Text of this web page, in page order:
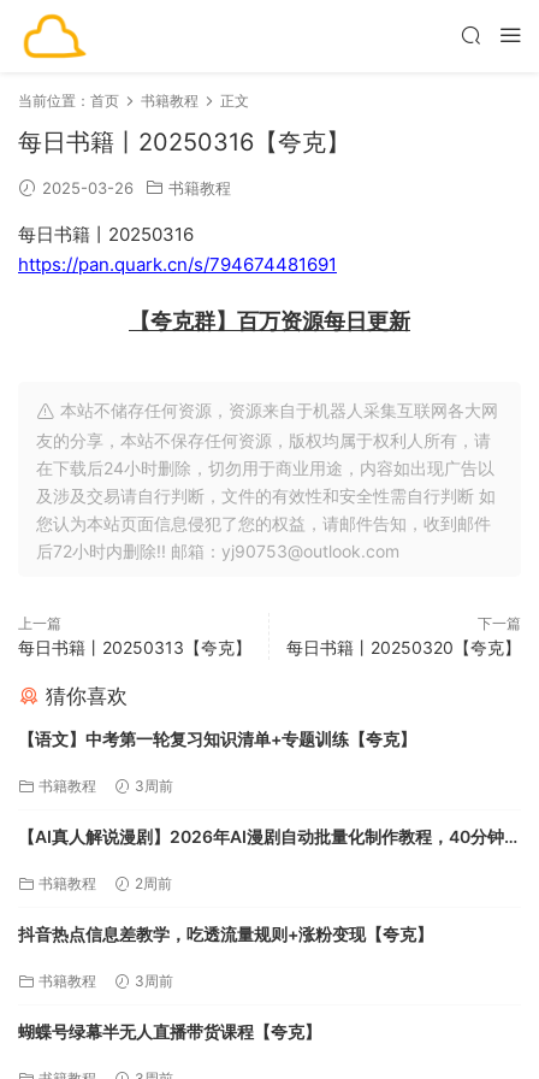
当前位置： 首页 书籍教程 正文
每日书籍丨20250316【夸克】
2025-03-26 书籍教程
每日书籍丨20250316
https://pan.quark.cn/s/794674481691
【夸克群】百万资源每日更新
本站不储存任何资源，资源来自于机器人采集互联网各大网
友的分享，本站不保存任何资源，版权均属于权利人所有，请
在下载后24小时删除，切勿用于商业用途，内容如出现广告以
及涉及交易请自行判断，文件的有效性和安全性需自行判断 如
您认为本站页面信息侵犯了您的权益，请邮件告知，收到邮件
后72小时内删除!! 邮箱：yj90753@outlook.com
上一篇
每日书籍丨20250313【夸克】
下一篇
每日书籍丨20250320【夸克】
猜你喜欢
【语文】中考第一轮复习知识清单+专题训练【夸克】
书籍教程 3周前
【AI真人解说漫剧】2026年AI漫剧自动批量化制作教程，40分钟超
克】
书籍教程 2周前
抖音热点信息差教学，吃透流量规则+涨粉变现【夸克】
书籍教程 3周前
蝴蝶号绿幕半无人直播带货课程【夸克】